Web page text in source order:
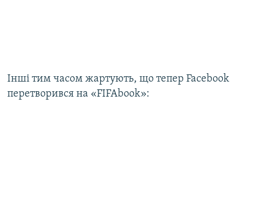
​Інші тим часом жартують, що тепер Facebook
перетворився на «FIFAbook»: